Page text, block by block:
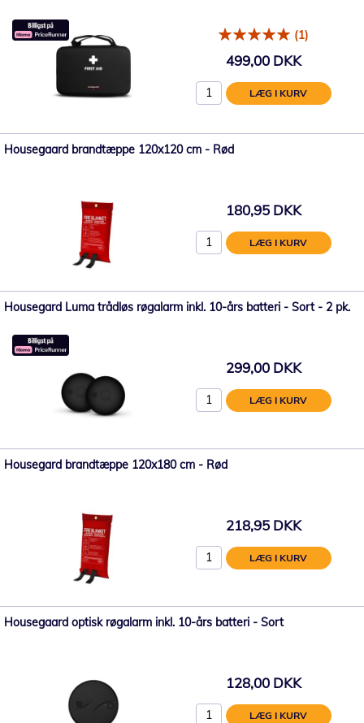
(1)
499,00 DKK
LÆG I KURV
Housegaard brandtæppe 120x120 cm - Rød
180,95 DKK
LÆG I KURV
Housegard Luma trådløs røgalarm inkl. 10-års batteri - Sort - 2 pk.
299,00 DKK
LÆG I KURV
Housegard brandtæppe 120x180 cm - Rød
218,95 DKK
LÆG I KURV
Housegaard optisk røgalarm inkl. 10-års batteri - Sort
128,00 DKK
LÆG I KURV